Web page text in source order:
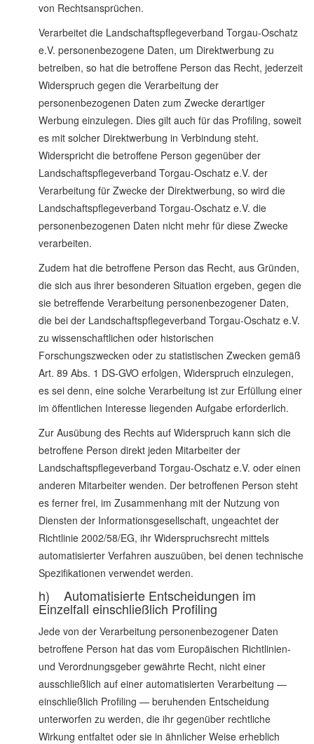
von Rechtsansprüchen.
Verarbeitet die Landschaftspflegeverband Torgau-Oschatz
e.V. personenbezogene Daten, um Direktwerbung zu
betreiben, so hat die betroffene Person das Recht, jederzeit
Widerspruch gegen die Verarbeitung der
personenbezogenen Daten zum Zwecke derartiger
Werbung einzulegen. Dies gilt auch für das Profiling, soweit
es mit solcher Direktwerbung in Verbindung steht.
Widerspricht die betroffene Person gegenüber der
Landschaftspflegeverband Torgau-Oschatz e.V. der
Verarbeitung für Zwecke der Direktwerbung, so wird die
Landschaftspflegeverband Torgau-Oschatz e.V. die
personenbezogenen Daten nicht mehr für diese Zwecke
verarbeiten.
Zudem hat die betroffene Person das Recht, aus Gründen,
die sich aus ihrer besonderen Situation ergeben, gegen die
sie betreffende Verarbeitung personenbezogener Daten,
die bei der Landschaftspflegeverband Torgau-Oschatz e.V.
zu wissenschaftlichen oder historischen
Forschungszwecken oder zu statistischen Zwecken gemäß
Art. 89 Abs. 1 DS-GVO erfolgen, Widerspruch einzulegen,
es sei denn, eine solche Verarbeitung ist zur Erfüllung einer
im öffentlichen Interesse liegenden Aufgabe erforderlich.
Zur Ausübung des Rechts auf Widerspruch kann sich die
betroffene Person direkt jeden Mitarbeiter der
Landschaftspflegeverband Torgau-Oschatz e.V. oder einen
anderen Mitarbeiter wenden. Der betroffenen Person steht
es ferner frei, im Zusammenhang mit der Nutzung von
Diensten der Informationsgesellschaft, ungeachtet der
Richtlinie 2002/58/EG, ihr Widerspruchsrecht mittels
automatisierter Verfahren auszuüben, bei denen technische
Spezifikationen verwendet werden.
h) Automatisierte Entscheidungen im
Einzelfall einschließlich Profiling
Jede von der Verarbeitung personenbezogener Daten
betroffene Person hat das vom Europäischen Richtlinien-
und Verordnungsgeber gewährte Recht, nicht einer
ausschließlich auf einer automatisierten Verarbeitung —
einschließlich Profiling — beruhenden Entscheidung
unterworfen zu werden, die ihr gegenüber rechtliche
Wirkung entfaltet oder sie in ähnlicher Weise erheblich